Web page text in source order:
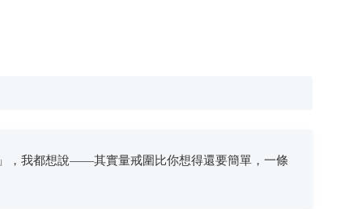
，我都想說——其實量戒圍比你想得還要簡單，一條